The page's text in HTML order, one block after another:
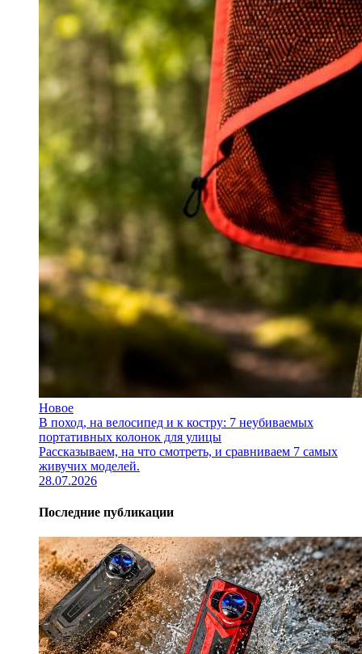
Новое
В поход, на велосипед и к костру: 7 неубиваемых
портативных колонок для улицы
Рассказываем, на что смотреть, и сравниваем 7 самых
живучих моделей.
28.07.2026
Последние публикации